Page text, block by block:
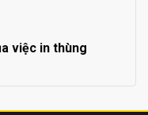
việc in thùng